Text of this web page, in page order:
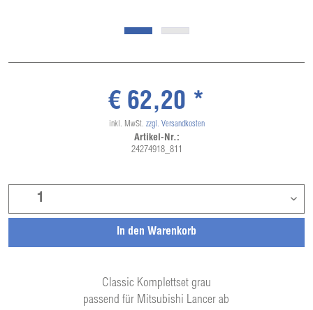
Classic Komplettset grau
passend für Mitsubishi Lancer ab
In den Warenkorb
€ 62,20 *
inkl. MwSt. zzgl. Versandkosten
Artikel-Nr.:
24274918_811